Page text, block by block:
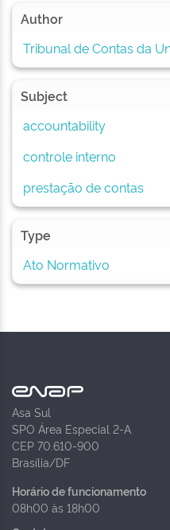
Author
Tribunal de Contas da
Subject
accountability
controle interno
prestação de contas
Type
Ato Normativo
Asa Sul
SPO Área Especial 2-A
CEP 70.610-900
Brasília/DF
Horário de funcionamento
08h00 às 18h00